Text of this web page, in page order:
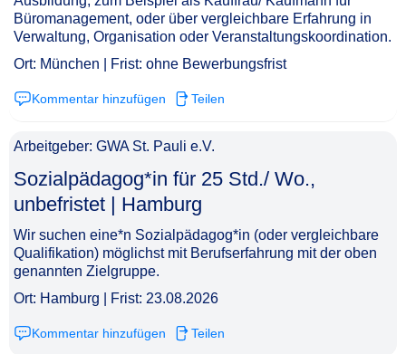
Büromanagement, oder über vergleichbare Erfahrung in
Verwaltung, Organisation oder Veranstaltungskoordination.
Ort: München | Frist: ohne Bewerbungsfrist
Kommentar hinzufügen Teilen
Arbeitgeber: GWA St. Pauli e.V.
Sozialpädagog*in für 25 Std./ Wo.,
unbefristet | Hamburg​‌‌‌‌​‌​‌‌‌​‌​​​‌​​
Wir suchen eine*n Sozialpädagog*in (oder vergleichbare
Qualifikation) möglichst mit Berufserfahrung mit der oben
genannten Zielgruppe.
Ort: Hamburg | Frist: 23.08.2026
Kommentar hinzufügen Teilen